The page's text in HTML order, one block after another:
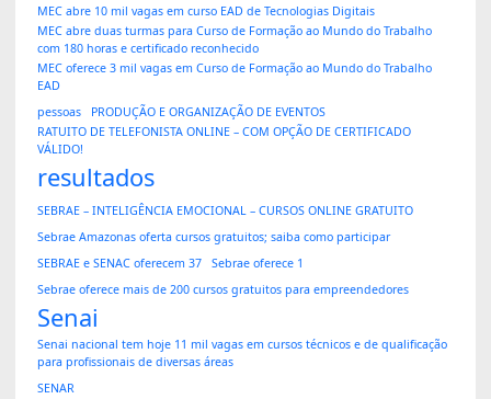
MEC abre 10 mil vagas em curso EAD de Tecnologias Digitais
MEC abre duas turmas para Curso de Formação ao Mundo do Trabalho
com 180 horas e certificado reconhecido
MEC oferece 3 mil vagas em Curso de Formação ao Mundo do Trabalho
EAD
pessoas
PRODUÇÃO E ORGANIZAÇÃO DE EVENTOS
RATUITO DE TELEFONISTA ONLINE – COM OPÇÃO DE CERTIFICADO
VÁLIDO!
resultados
SEBRAE – INTELIGÊNCIA EMOCIONAL – CURSOS ONLINE GRATUITO
Sebrae Amazonas oferta cursos gratuitos; saiba como participar
SEBRAE e SENAC oferecem 37
Sebrae oferece 1
Sebrae oferece mais de 200 cursos gratuitos para empreendedores
Senai
Senai nacional tem hoje 11 mil vagas em cursos técnicos e de qualificação
para profissionais de diversas áreas
SENAR